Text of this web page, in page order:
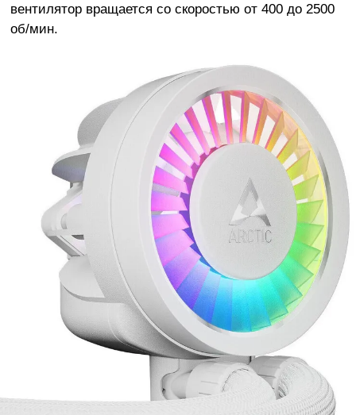
вентилятор вращается со скоростью от 400 до 2500
об/мин.